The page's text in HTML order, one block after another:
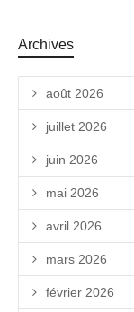
Archives
août 2026
juillet 2026
juin 2026
mai 2026
avril 2026
mars 2026
février 2026